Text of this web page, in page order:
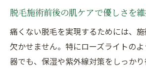
脱毛施術前後の肌ケアで優しさを
痛くない脱毛を実現するためには、
欠かせません。特にローズライトの
器でも、保湿や紫外線対策をしっか